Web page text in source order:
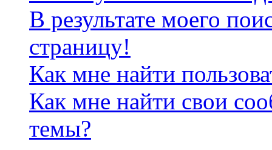
В результате моего
страницу!
Как мне найти
Как мне найти свои
темы?